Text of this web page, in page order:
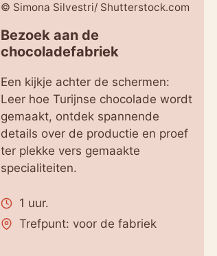
© Simona Silvestri/ Shutterstock.com
Bezoek aan de
chocoladefabriek
Een kijkje achter de schermen:
Leer hoe Turijnse chocolade wordt
gemaakt, ontdek spannende
details over de productie en proef
ter plekke vers gemaakte
specialiteiten.
1 uur.
Trefpunt: voor de fabriek